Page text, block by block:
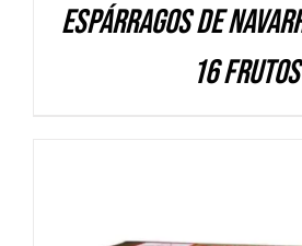
Espárragos de
16 frutos